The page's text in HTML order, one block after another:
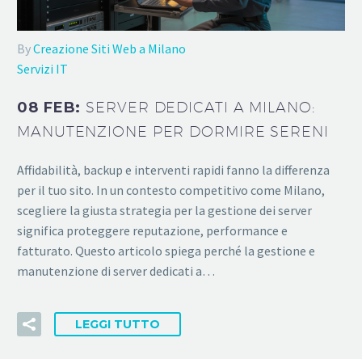
ByCreazione Siti Web a Milano
Servizi IT
08 FEB: SERVER DEDICATI A MILANO:
MANUTENZIONE PER DORMIRE SERENI
Affidabilità, backup e interventi rapidi fanno la differenza
per il tuo sito. In un contesto competitivo come Milano,
scegliere la giusta strategia per la gestione dei server
significa proteggere reputazione, performance e
fatturato. Questo articolo spiega perché la gestione e
manutenzione di server dedicati a…
LEGGI TUTTO